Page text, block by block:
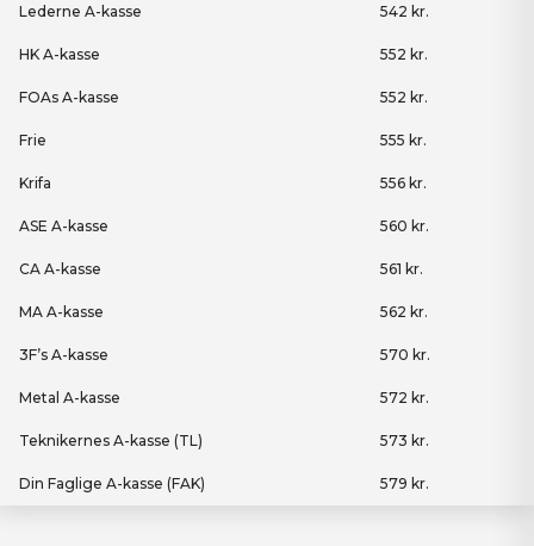
Lederne A-kasse 542 kr.
HK A-kasse 552 kr.
FOAs A-kasse 552 kr.
Frie 555 kr.
Krifa 556 kr.
ASE A-kasse 560 kr.
CA A-kasse 561 kr.
MA A-kasse 562 kr.
3F’s A-kasse 570 kr.
Metal A-kasse 572 kr.
Teknikernes A-kasse (TL) 573 kr.
Din Faglige A-kasse (FAK) 579 kr.